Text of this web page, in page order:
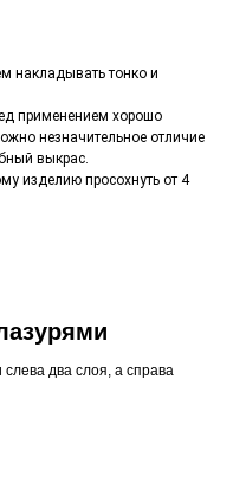
накладывать тонко и
применением хорошо
незначительное отличие
выкрас.
изделию просохнуть от 4
два слоя, а справа